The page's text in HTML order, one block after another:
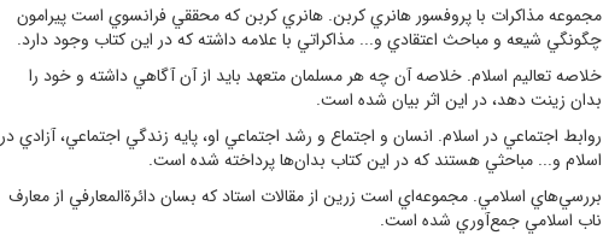
مجموعه مذاکرات با پروفسور هانري کربن. هانري کربن که محققي فرانسوي است پيرامون
چگونگي شيعه و مباحث اعتقادي و... مذاکراتي با علامه داشته که در اين کتاب وجود دارد.
خلاصه تعاليم اسلام. خلاصه آن چه هر مسلمان متعهد بايد از آن آگاهي داشته و خود را
بدان زينت دهد، در اين اثر بيان شده است.
روابط اجتماعي در اسلام. انسان و اجتماع و رشد اجتماعي او، پايه زندگي اجتماعي، آزادي در
اسلام و... مباحثي هستند که در اين کتاب بدان‌ها پرداخته شده است.
بررسي‌هاي اسلامي. مجموعه‌اي است زرين از مقالات استاد که بسان دائرة‌المعارفي از معارف
ناب اسلامي جمع‌آوري شده است.